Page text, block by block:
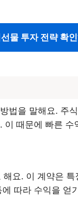
물 투자 전략 확
법을 말해요. 주
때문에 빠른
요. 이 계약은
따라 수익을 얻